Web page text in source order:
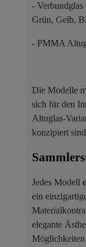
-
Grün, Gelb,
- PMMA
Die Modelle
sich für den
Altuglas-
konzipiert
Jedes Modell
ein
elegante
Möglichkeiten